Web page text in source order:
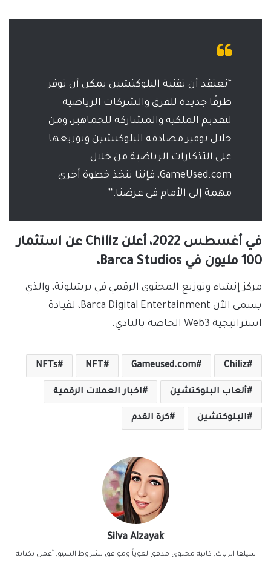
“نعتقد أن تقنية البلوكتشين يمكن أن توفر
طرقًا جديدة للفرق والشركات الرياضية
لتقديم الملكية والمشاركة للجماهير، ومن
خلال توفير مصادقة البلوكتشين وتوزيعها
على التذكارات الرياضية من خلال
GameUsed.com، فإننا نتخذ خطوة أخرى
مهمة إلى الأمام في عرضنا.”
في أغسطس 2022، أعلن Chiliz عن استثمار
100 مليون في Barca Studios،
مركز إنشاء وتوزيع المحتوى الرقمي في برشلونة، والذي
يسمى الآن Barca Digital Entertainment، لقيادة
استراتيجية Web3 الخاصة بالنادي.
Chiliz
Gameused.com
NFT
NFTs
ألعاب البلوكتشين اخبار العملات الرقمية
البلوكتشين كرة القدم
Silva Alzayak
سيلفا الزياك, كاتبة محتوى مدقق لغوياً وموافق لشروط السيو, أعمل بكتابة